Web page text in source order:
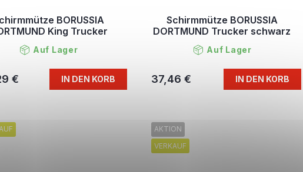
BORUSSIA
King Trucker
Auf Lager
€ IN DEN KORB
Schirmmütze BORUSSIA
DORTMUND Trucker schwarz
Auf Lager
37,46 € IN DEN KORB
AKTION
VERKAUF